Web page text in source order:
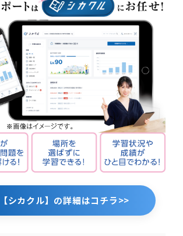
【シカクル】の詳細はコチラ>>